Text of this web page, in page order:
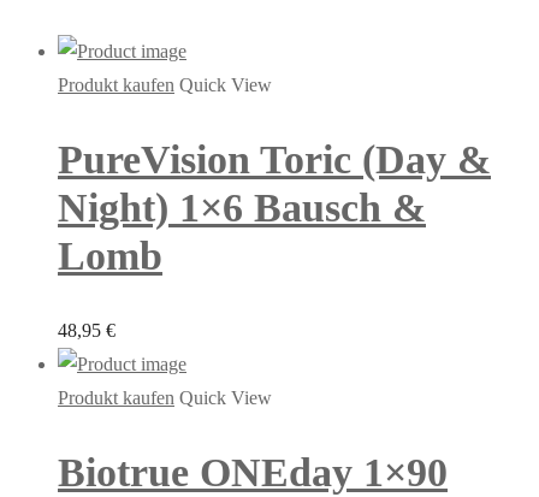
Produkt kaufen Quick View
PureVision Toric (Day &
Night) 1×6 Bausch &
Lomb
48,95 €
Produkt kaufen Quick View
Biotrue ONEday 1×90